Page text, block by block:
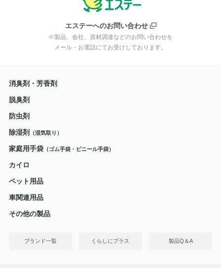
エステーへのお問い合わせ
※製品、会社、資材調達などのお問い合わせを
メール・お電話にてお受けしております。
消臭剤・芳香剤
脱臭剤
防虫剤
除湿剤 （湿気取り）
家庭用手袋（ゴム手袋・ビニール手袋）
カイロ
ペット用品
車関連用品
その他の製品
ブランド一覧 くらしにプラス 製品Q＆A